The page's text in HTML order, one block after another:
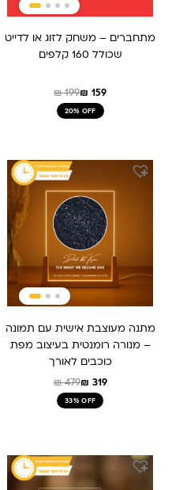
מתחברים – משחק לזוג או לדייט
שכולל 160 קלפים
₪199₪ 159
20% OFF
מתנה מעוצבת אישית עם תמונה
– מנורה רומנטית בעיצוב מפת
כוכבים לאורך
₪479
המחיר
היה:
₪ 319
המחיר
הוא:
33% OFF
המחיר
המחיר